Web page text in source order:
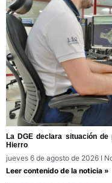
La DGE declara situación
Hierro
jueves 6 de agosto de 2026
Leer contenido de la noticia »